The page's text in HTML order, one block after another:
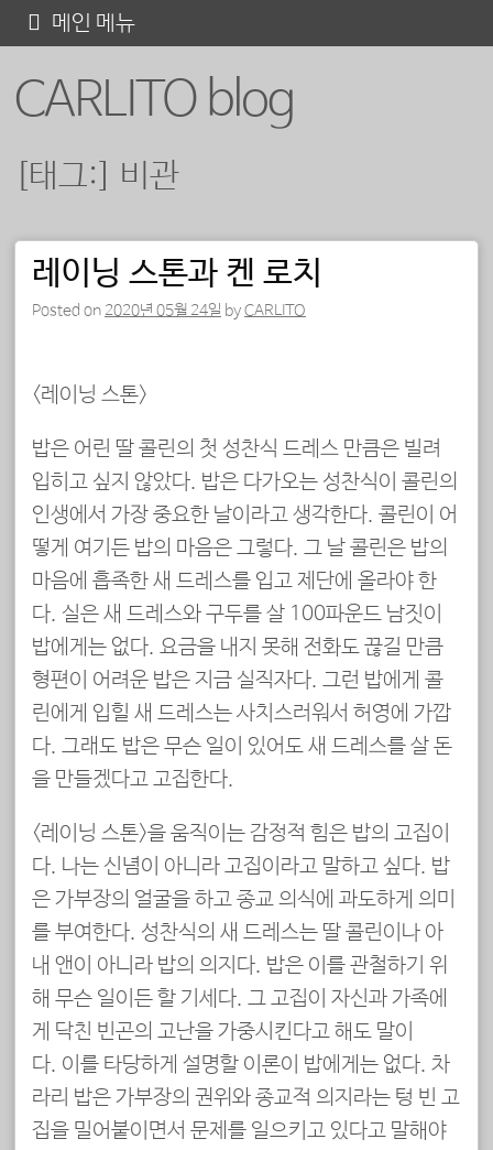
CARLITO blog
메인 메뉴
텐
[태그:] 비관
포스트 내비게이션
레이닝 스톤과 켄 로치
Posted on 2020년 05월 24일 byCARLITO
<레이닝 스톤>
밥은 어린 딸 콜린의 첫 성찬식 드레스 만큼은 빌려
입히고 싶지 않았다. 밥은 다가오는 성찬식이 콜린의
인생에서 가장 중요한 날이라고 생각한다. 콜린이 어
떻게 여기든 밥의 마음은 그렇다. 그 날 콜린은 밥의
마음에 흡족한 새 드레스를 입고 제단에 올라야 한
다. 실은 새 드레스와 구두를 살 100파운드 남짓이
밥에게는 없다. 요금을 내지 못해 전화도 끊길 만큼
형편이 어려운 밥은 지금 실직자다. 그런 밥에게 콜
린에게 입힐 새 드레스는 사치스러워서 허영에 가깝
다. 그래도 밥은 무슨 일이 있어도 새 드레스를 살 돈
을 만들겠다고 고집한다.
<레이닝 스톤>을 움직이는 감정적 힘은 밥의 고집이
다. 나는 신념이 아니라 고집이라고 말하고 싶다. 밥
은 가부장의 얼굴을 하고 종교 의식에 과도하게 의미
를 부여한다. 성찬식의 새 드레스는 딸 콜린이나 아
내 앤이 아니라 밥의 의지다. 밥은 이를 관철하기 위
해 무슨 일이든 할 기세다. 그 고집이 자신과 가족에
게 닥친 빈곤의 고난을 가중시킨다고 해도 말이
다. 이를 타당하게 설명할 이론이 밥에게는 없다. 차
라리 밥은 가부장의 권위와 종교적 의지라는 텅 빈 고
집을 밀어붙이면서 문제를 일으키고 있다고 말해야